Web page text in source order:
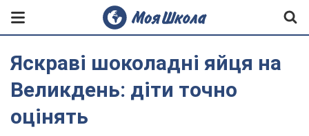
Яскраві шоколадні яйця на
Великдень: діти точно
оцінять